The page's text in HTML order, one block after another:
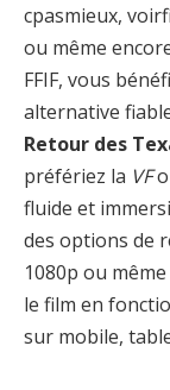
cpasmieux,
ou même
FFIF, vous
alternative
Retour des
préfériez la VF
fluide et
des options de
1080p ou
le film en
sur mobile,